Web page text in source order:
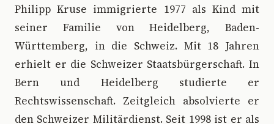
Philipp Kruse immigrierte 1977 als Kind mit
seiner Familie von Heidelberg, Baden-
Württemberg, in die Schweiz. Mit 18 Jahren
erhielt er die Schweizer Staatsbürgerschaft. In
Bern und Heidelberg studierte er
Rechtswissenschaft. Zeitgleich absolvierte er
den Schweizer Militärdienst. Seit 1998 ist er als